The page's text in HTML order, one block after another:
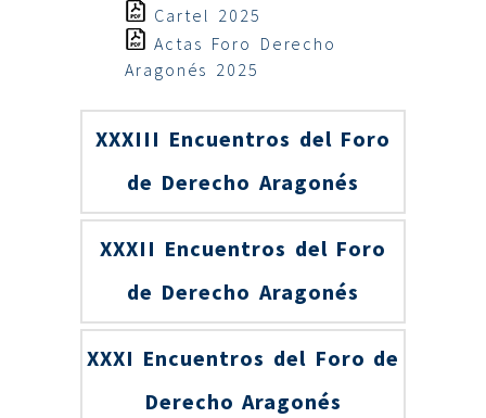
Cartel 2025
Actas Foro Derecho
Aragonés 2025
XXXIII Encuentros del Foro
de Derecho Aragonés
XXXII Encuentros del Foro
de Derecho Aragonés
XXXI Encuentros del Foro de
Derecho Aragonés